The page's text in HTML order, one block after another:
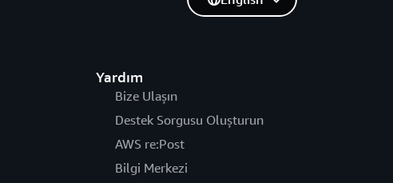
Yardım
Bize Ulaşın
Destek Sorgusu Oluşturun
AWS re:Post
Bilgi Merkezi